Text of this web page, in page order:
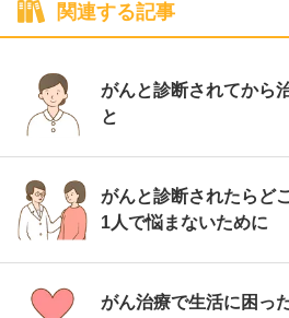
関連する記事
がんと診断されてから
と
がんと診断されたらど
1人で悩まないために
がん治療で生活に困っ